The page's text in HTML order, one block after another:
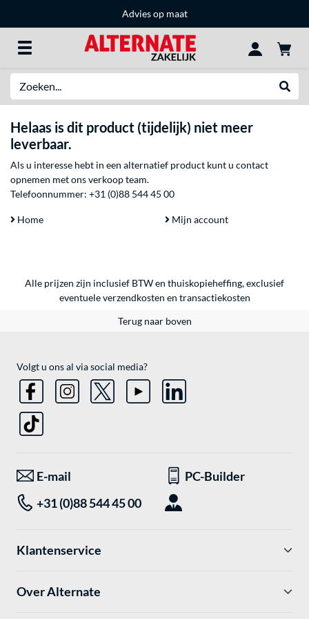
Advies op maat
Helaas is dit product (tijdelijk) niet meer
leverbaar.
Als u interesse hebt in een alternatief product kunt u contact
opnemen met ons verkoop team.
Telefoonnummer: +31 (0)88 544 45 00
Home Mijn account
Alle prijzen zijn inclusief BTW en thuiskopieheffing, exclusief
eventueleverzendkosten en transactiekosten
Terug naar boven
Volgt u ons al via social media?
E-mail
PC-Builder
+31 (0)88 544 45 00
Klantenservice
Over Alternate